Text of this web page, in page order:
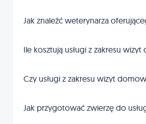
Jak znaleźć weterynarza
Ile kosztują usługi z zakresu
Czy usługi z zakresu wizyt
Jak przygotować zwierzę do